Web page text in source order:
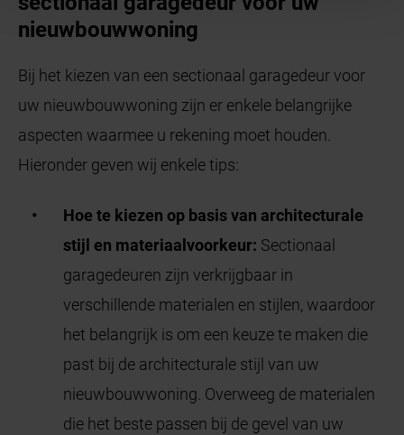
nieuwbouwwoning
Bij het kiezen van een sectionaal garagedeur voor
uw nieuwbouwwoning zijn er enkele belangrijke
aspecten waarmee u rekening moet houden.
Hieronder geven wij enkele tips:
Hoe te kiezen op basis van architecturale
stijl en materiaalvoorkeur: Sectionaal
garagedeuren zijn verkrijgbaar in
verschillende materialen en stijlen, waardoor
het belangrijk is om een keuze te maken die
past bij de architecturale stijl van uw
nieuwbouwwoning. Overweeg de materialen
die het beste passen bij de gevel van uw